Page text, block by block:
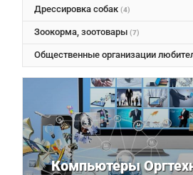
Дрессировка собак (4)
Зоокорма, зоотовары (7)
Общественные организации
Компьютеры